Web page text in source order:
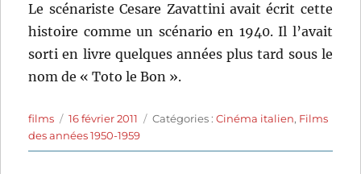
Le scénariste Cesare Zavattini avait écrit cette
histoire comme un scénario en 1940. Il l’avait
sorti en livre quelques années plus tard sous le
nom de « Toto le Bon ».
Auteur
films
Publié
le
16 février 2011 Catégories
Catégories :Cinéma italien, Films
des années 1950-1959